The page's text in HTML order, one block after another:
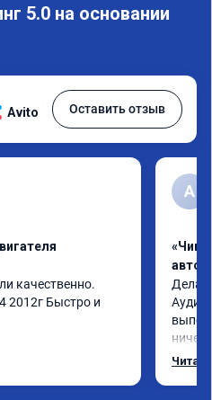
5.0 на основании
Avito Оставить отзыв
качественно.
2012г Быстро и
А
«Чип
Делал